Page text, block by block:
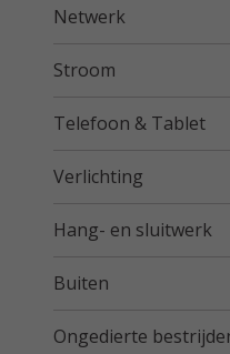
Netwerk
Stroom
Telefoon & Tablet
Verlichting
Hang- en sluitwerk
Buiten
Ongedierte